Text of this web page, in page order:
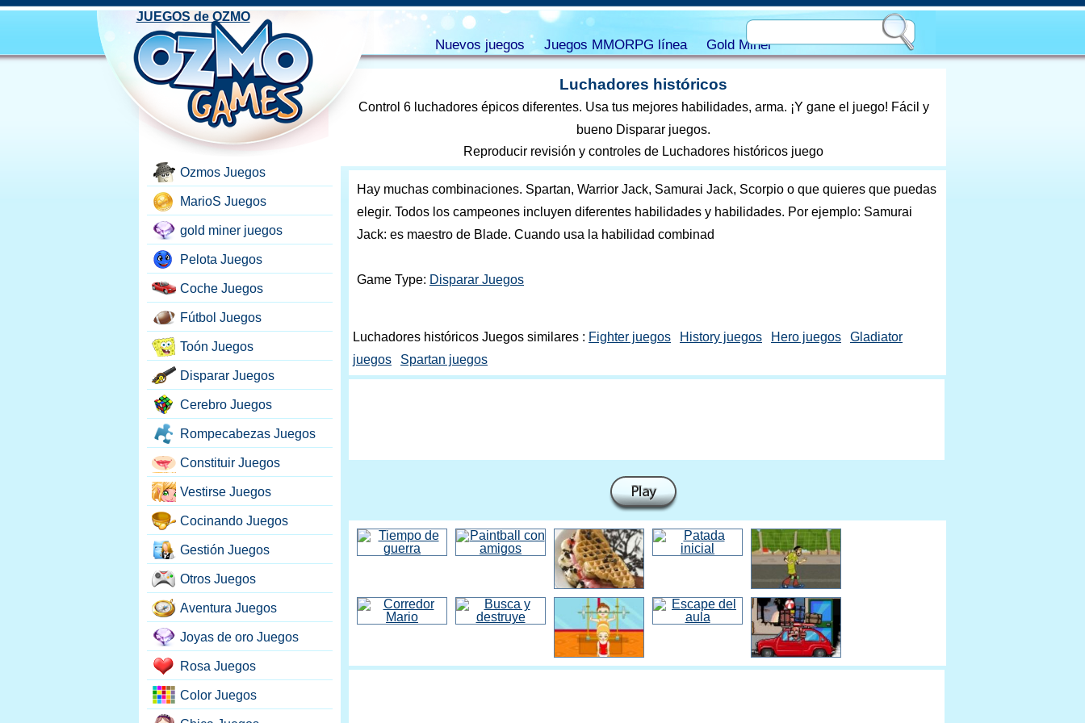
Luchadores históricos
Control 6 luchadores épicos diferentes. Usa tus mejores habilidades, arma. ¡Y gane el juego! Fácil y
bueno Disparar juegos.
Reproducir revisión y controles de Luchadores históricos juego
Hay muchas combinaciones. Spartan, Warrior Jack, Samurai Jack, Scorpio o que quieres que puedas
elegir. Todos los campeones incluyen diferentes habilidades y habilidades. Por ejemplo: Samurai
Jack: es maestro de Blade. Cuando usa la habilidad combinad
Game Type: Disparar Juegos
Luchadores históricos Juegos similares : Fighter juegos History juegos Hero juegos
Gladiator
juegos
Spartan juegos
Ozmos Juegos
MarioS Juegos
gold miner juegos
Pelota Juegos
Coche Juegos
Fútbol Juegos
Toón Juegos
Disparar Juegos
Cerebro Juegos
Rompecabezas Juegos
Constituir Juegos
Vestirse Juegos
Cocinando Juegos
Gestión Juegos
Otros Juegos
Aventura Juegos
Joyas de oro Juegos
Rosa Juegos
Color Juegos
JUEGOS de OZMO
Nuevos juegos Juegos MMORPG línea Gold Miner